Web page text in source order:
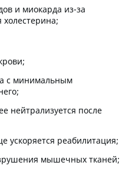
и миокарда из-за
с минимальным
нейтрализуется после
ускоряется реабилитация;
мышечных тканей;